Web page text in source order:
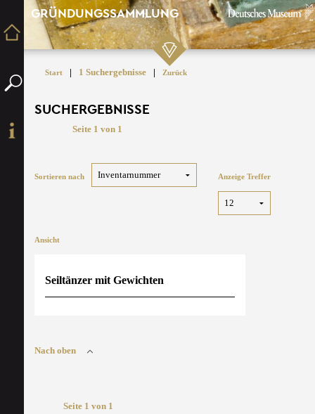
GRÜNDUNGSSAMMLUNG
Start | 1 Suchergebnisse | Zurück
SUCHERGEBNISSE
Seite 1 von 1
Sortieren nach Anzeige Treffer
Ansicht
Seiltänzer mit Gewichten
Nach oben
Seite 1 von 1